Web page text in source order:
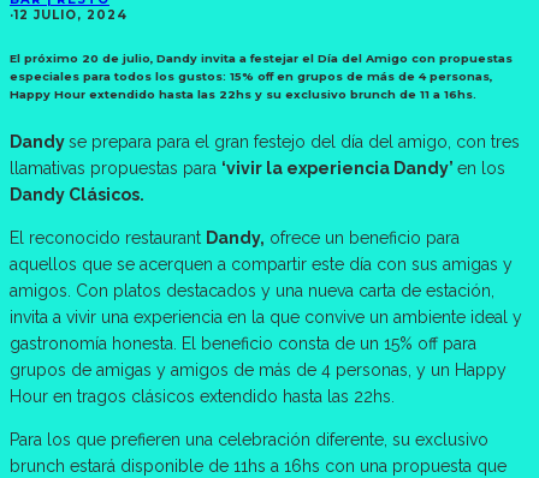
·12 JULIO, 2024
El próximo 20 de julio, Dandy invita a festejar el Día del Amigo con propuestas
especiales para todos los gustos: 15% off en grupos de más de 4 personas,
Happy Hour extendido hasta las 22hs y su exclusivo brunch de 11 a 16hs.
Dandyse prepara para el gran festejo del día del amigo, con tres
llamativas propuestas para ‘vivir la experiencia Dandy’ en los
Dandy Clásicos.
El reconocido restaurant Dandy, ofrece un beneficio para
aquellos que se acerquen a compartir este día con sus amigas y
amigos. Con platos destacados y una nueva carta de estación,
invita a vivir una experiencia en la que convive un ambiente ideal y
gastronomía honesta. El beneficio consta de un 15% off para
grupos de amigas y amigos de más de 4 personas, y un Happy
Hour en tragos clásicos extendido hasta las 22hs.
Para los que prefieren una celebración diferente, su exclusivo
brunch estará disponible de 11hs a 16hs con una propuesta que